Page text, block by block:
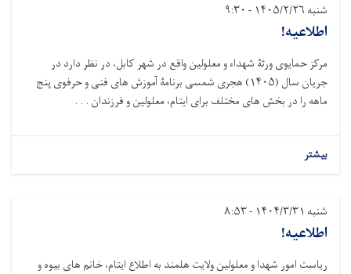
شنبه ۱۴۰۵/۲/۲۶ - ۹:۳۰
اطلاعیه!
مرکز حمایوی ورثۀ شهداء و معلولین واقع در شهر کابل، در نظر دارد در
جریان سال (۱۴۰۵) هجری شمسی برنامۀ آموزش های فنی و حرفوی پنج
ماهه را در بخش های مختلف برای ایتام، معلولین و فرزندان . . .
بیشتر
شنبه ۱۴۰۴/۳/۳۱ - ۸:۵۳
اطلاعیه!
ریاست امور شهدا و معلولین ولایت هلمند به اطلاع ایتام، خانم های بیوه و